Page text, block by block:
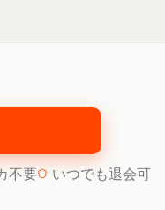
不要
いつでも退会可